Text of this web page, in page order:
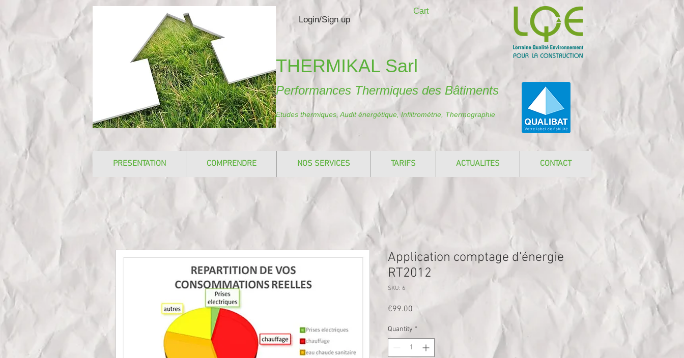
Login/Sign up
Cart
THERMIKAL Sarl
Performances Thermiques des Bâtiments
Etudes thermiques, Audit énergétique, Infiltrométrie, Thermographie
PRESENTATION COMPRENDRE NOS SERVICES TARIFS ACTUALITES CONTACT
Application comptage d'énergie
RT2012
SKU: 6
€99.00
Quantity *